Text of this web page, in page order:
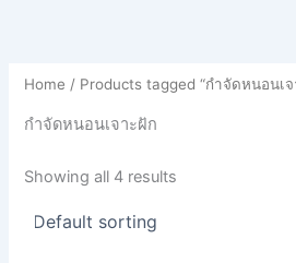
Home / Products tagged “กำจัดหนอนเจ
กำจัดหนอนเจาะฝัก
Showing all 4 results